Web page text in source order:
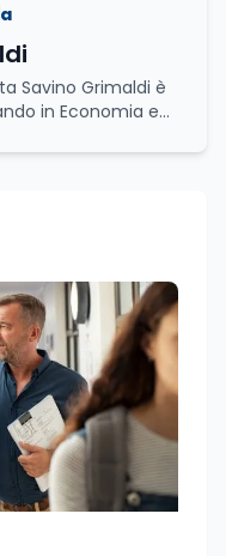
Savino Grimaldi è
in Economia e
della formazione.
per una
dinamiche che
e
Alla
e professionale
per la
che ne
umano e
disinvoltura tra
sempre il
con equilibrio,